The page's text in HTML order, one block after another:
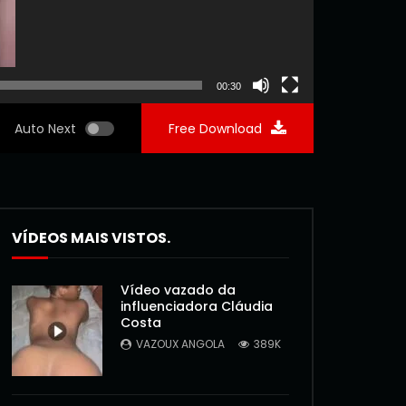
00:30
Auto Next Free Download
VÍDEOS MAIS VISTOS.
Vídeo vazado da
influenciadora Cláudia
Costa
VAZOUX ANGOLA 389K